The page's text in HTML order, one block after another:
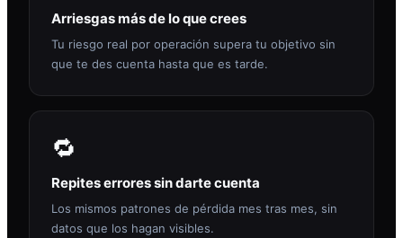
Arriesgas más de lo que crees
Tu riesgo real por operación supera tu objetivo sin
que te des cuenta hasta que es tarde.
🔁
Repites errores sin darte cuenta
Los mismos patrones de pérdida mes tras mes, sin
datos que los hagan visibles.